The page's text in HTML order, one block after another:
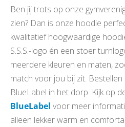
Ben jij trots op onze
zien? Dan is onze hoodie
kwalitatief hoogwaardige
S.S.S.-logo én een stoer
meerdere kleuren en maten,
match voor jou bij zit. Bestellen
BlueLabel in het dorp. Kijk op
BlueLabel voor meer
alleen lekker warm en